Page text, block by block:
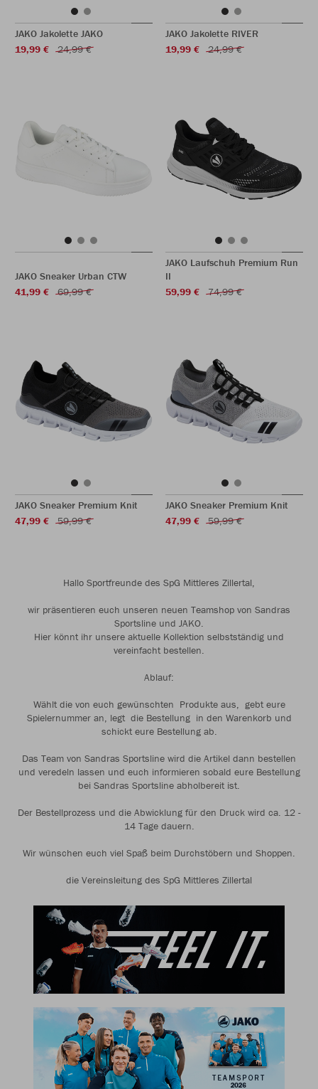
JAKO Jakolette JAKO
19,99 €
24,99 €
JAKO Jakolette RIVER
19,99 €
24,99 €
JAKO Sneaker Urban CTW
41,99 €
69,99 €
JAKO Laufschuh Premium Run
II
59,99 €
74,99 €
JAKO Sneaker Premium Knit
47,99 €
59,99 €
JAKO Sneaker Premium Knit
47,99 €
59,99 €
Hallo Sportfreunde des SpG Mittleres Zillertal,
wir präsentieren euch unseren neuen Teamshop von Sandras
Sportsline und JAKO.
Hier könnt ihr unsere aktuelle Kollektion selbstständig und
vereinfacht bestellen.
Ablauf:
Wählt die von euch gewünschten Produkte aus, gebt eure
Spielernummer an, legt die Bestellung in den Warenkorb und
schickt eure Bestellung ab.
Das Team von Sandras Sportsline wird die Artikel dann bestellen
und veredeln lassen und euch informieren sobald eure Bestellung
bei Sandras Sportsline abholbereit ist.
Der Bestellprozess und die Abwicklung für den Druck wird ca. 12 -
14 Tage dauern.
Wir wünschen euch viel Spaß beim Durchstöbern und Shoppen.
die Vereinsleitung des SpG Mittleres Zillertal